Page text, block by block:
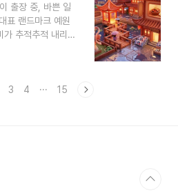
우편번호:
역에서 가까운 칭
로젝트. 2023년
플입니다.">[ 판
출장 중, 바쁜 일
표 랜드마크 예원
추적추적 내리는
려한 조명이 반사
맛집 옥란란(玉
가산이 조화롭게
3 4 ··· 15